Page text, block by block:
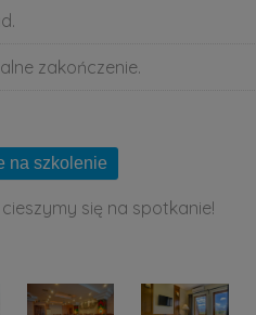
zakończenie.
się na spotkanie!